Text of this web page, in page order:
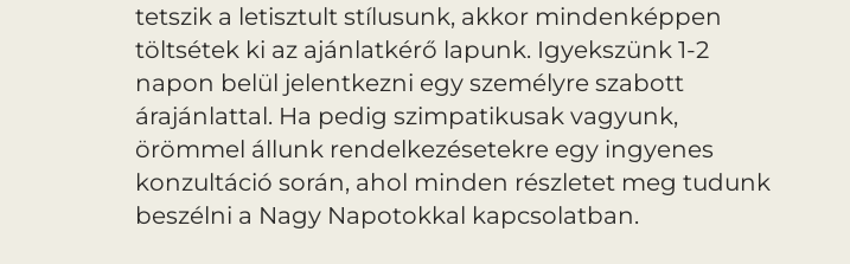
tetszik a letisztult stílusunk, akkor mindenképpen
töltsétek ki az ajánlatkérő lapunk. Igyekszünk 1-2
napon belül jelentkezni egy személyre szabott
árajánlattal. Ha pedig szimpatikusak vagyunk,
örömmel állunk rendelkezésetekre egy ingyenes
konzultáció során, ahol minden részletet meg tudunk
beszélni a Nagy Napotokkal kapcsolatban.